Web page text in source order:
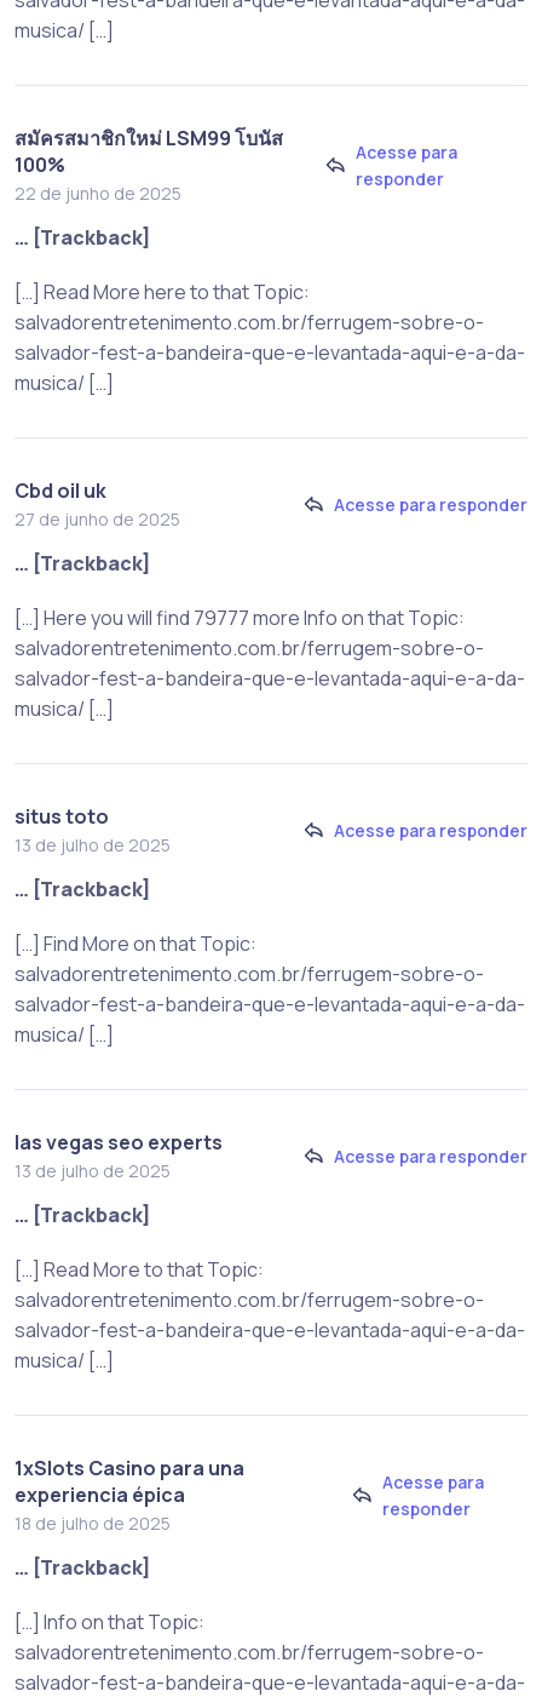
musica/ […]
สมัครสมาชิกใหม่ LSM99 โบนัส
100%
22 de junho de 2025
Acesse para
responder
… [Trackback]
[…] Read More here to that Topic:
salvadorentretenimento.com.br/ferrugem-sobre-o-
salvador-fest-a-bandeira-que-e-levantada-aqui-e-a-da-
musica/ […]
Cbd oil uk
27 de junho de 2025
Acesse para responder
… [Trackback]
[…] Here you will find 79777 more Info on that Topic:
salvadorentretenimento.com.br/ferrugem-sobre-o-
salvador-fest-a-bandeira-que-e-levantada-aqui-e-a-da-
musica/ […]
situs toto
13 de julho de 2025
Acesse para responder
… [Trackback]
[…] Find More on that Topic:
salvadorentretenimento.com.br/ferrugem-sobre-o-
salvador-fest-a-bandeira-que-e-levantada-aqui-e-a-da-
musica/ […]
las vegas seo experts
13 de julho de 2025
Acesse para responder
… [Trackback]
[…] Read More to that Topic:
salvadorentretenimento.com.br/ferrugem-sobre-o-
salvador-fest-a-bandeira-que-e-levantada-aqui-e-a-da-
musica/ […]
1xSlots Casino para una
experiencia épica
18 de julho de 2025
Acesse para
responder
… [Trackback]
[…] Info on that Topic:
salvadorentretenimento.com.br/ferrugem-sobre-o-
salvador-fest-a-bandeira-que-e-levantada-aqui-e-a-da-